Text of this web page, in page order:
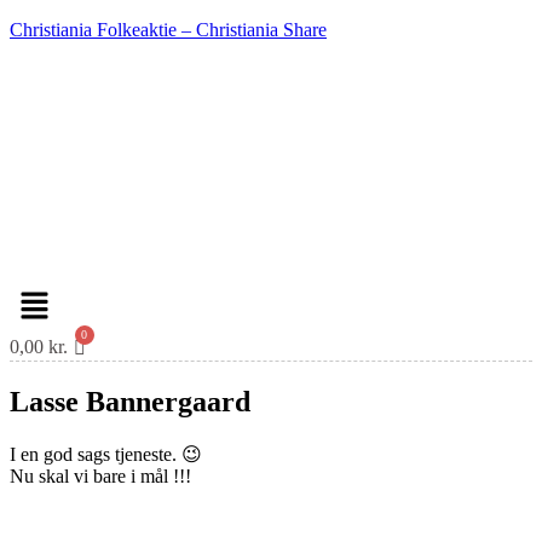
Christiania Folkeaktie – Christiania Share
Menu
0,00 kr.
Lasse Bannergaard
I en god sags tjeneste. 😉
Nu skal vi bare i mål !!!